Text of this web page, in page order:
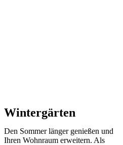
Wintergärten
Den Sommer länger genießen und
Ihren Wohnraum erweitern. Als